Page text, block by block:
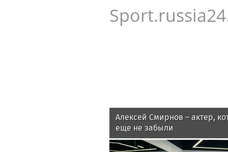
Алексей Смирнов – актер,
еще не забыли